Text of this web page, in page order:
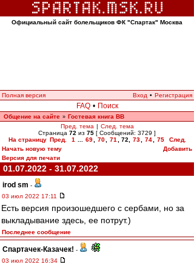
Официальный сайт болельщиков ФК "Спартак" Москва
Полная версия Вход • Регистрация
FAQ • Поиск
Общение на сайте » Гостевая книга ВВ
Пред. тема | След. тема
Страница 72 из 75 [ Сообщений: 3729 ]
На страницу Пред. 1 69 70 71 72 73 74 75
След.
Начать новую тему
Добавить
Версия для печати
01.07.2022 - 31.07.2022
irod sm -
03 июл 2022 17:11
Есть версия произошедшего с сербами, но за
выкладывание здесь, ее потрут.)
Последнее сообщение
Спартачек-Казачек! -
03 июл 2022 16:34